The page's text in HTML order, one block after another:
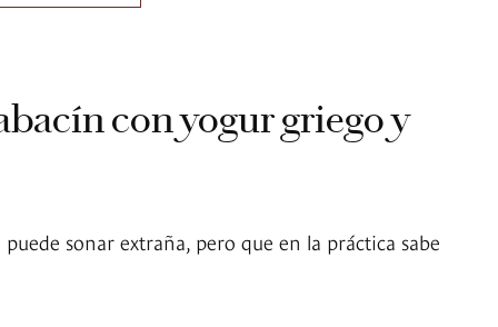
con yogur griego y
sonar extraña, pero que en la práctica sabe